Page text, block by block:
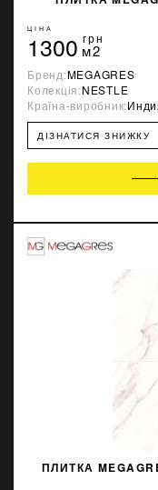
ЦІНА
1300 грн
м2
Бренд:MEGAGRES
Колекція:NESTLE
Країна-виробник:
ДІЗНАТИСЯ ЗНИЖКУ
ПЛИТКА